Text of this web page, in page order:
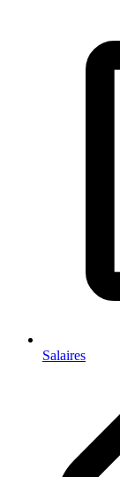
Salaires